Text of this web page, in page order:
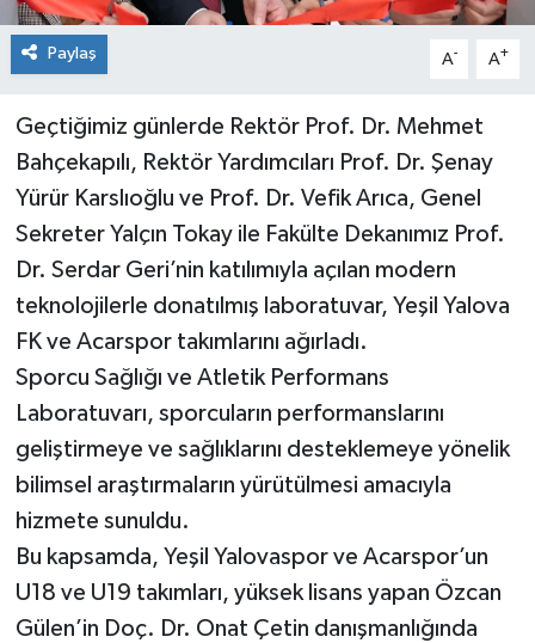
Paylaş A- A+
Geçtiğimiz günlerde Rektör Prof. Dr. Mehmet
Bahçekapılı, Rektör Yardımcıları Prof. Dr. Şenay
Yürür Karslıoğlu ve Prof. Dr. Vefik Arıca, Genel
Sekreter Yalçın Tokay ile Fakülte Dekanımız Prof.
Dr. Serdar Geri’nin katılımıyla açılan modern
teknolojilerle donatılmış laboratuvar, Yeşil Yalova
FK ve Acarspor takımlarını ağırladı.
Sporcu Sağlığı ve Atletik Performans
Laboratuvarı, sporcuların performanslarını
geliştirmeye ve sağlıklarını desteklemeye yönelik
bilimsel araştırmaların yürütülmesi amacıyla
hizmete sunuldu.
Bu kapsamda, Yeşil Yalovaspor ve Acarspor’un
U18 ve U19 takımları, yüksek lisans yapan Özcan
Gülen’in Doç. Dr. Onat Çetin danışmanlığında